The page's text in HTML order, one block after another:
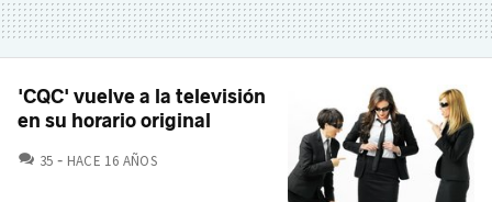
'CQC' vuelve a la televisión
en su horario original
35 COMENTARIOS
HACE 16 AÑOS